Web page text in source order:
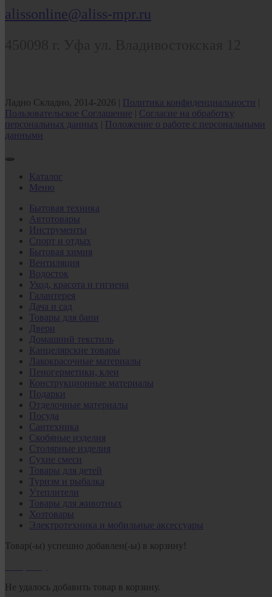
alissonline@aliss-mpr.ru
Ладно Складно, 2014-2026 | Политика конфиденциальности |
Пользовательское Соглашение | Согласие на обработку
персональных данных | Положение о работе с персональными
данными
Каталог
Меню
Бытовая техника
Автотовары
Инструменты
Спорт и отдых
Бытовая химия
Вентиляция
Водосток
Уход, красота и гигиена
Галантерея
Дача и сад
Товары для бани
Двери
Домашний текстиль
Канцелярские товары
Лакокрасочные материалы
Пеногерметики, клеи
Конструкционные материалы
Подарки
Отделочные материалы
Посуда
Сантехника
Скобяные изделия
Столярные изделия
Сухие смеси
Товары для детей
Туризм и рыбалка
Утеплители
Товары для животных
Хозтовары
Электротехника и мобильные аксессуары
Товар(-ы) успешно добавлен(-ы) в корзину!
Не удалось добавить товар в корзину.